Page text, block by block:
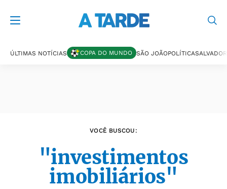
ÚLTIMAS NOTÍCIAS COPA DO MUNDO SÃO JOÃOPOLÍTICASALVADOR
VOCÊ BUSCOU:
"investimentos
imobiliários"